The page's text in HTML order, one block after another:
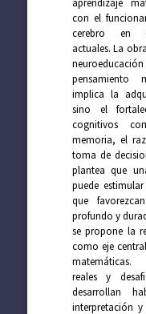
con el
cerebro en
actuales. La
pensamiento
implica la
sino el
cognitivos
memoria, el
toma de
plantea que
puede
que
profundo y
se propone la
como eje
matemáticas.
reales y
desarrollan
interpretación